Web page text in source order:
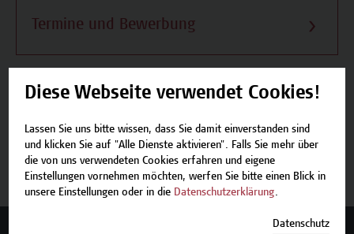
Termine und Bewerbung
Beschreibung
Termine und Bewerbung
Diese Webseite verwendet Cookies!
Lassen Sie uns bitte wissen, dass Sie damit einverstanden sind
und klicken Sie auf "Alle Dienste aktivieren". Falls Sie mehr über
die von uns verwendeten Cookies erfahren und eigene
Einstellungen vornehmen möchten, werfen Sie bitte einen Blick in
unsere Einstellungen oder in die Datenschutzerklärung.
Datenschutz